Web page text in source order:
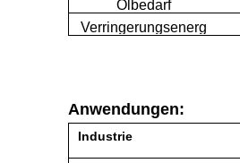
Ölbedarf
Verringerungsenerg
Anwendungen:
Industrie